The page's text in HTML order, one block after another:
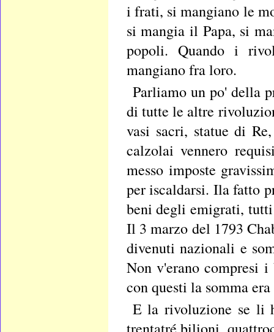
i frati, si mangiano le
si mangia il Papa, si
popoli. Quando i
mangiano fra loro.
Parliamo un po' della
di tutte le altre
vasi sacri, statue di
calzolai vennero
messo imposte
per iscaldarsi. Ila fatto
beni degli emigrati,
Il 3 marzo del 1793
divenuti nazionali e
Non v'erano compresi
con questi la somma
E la rivoluzione se li
trentatré bilioni,